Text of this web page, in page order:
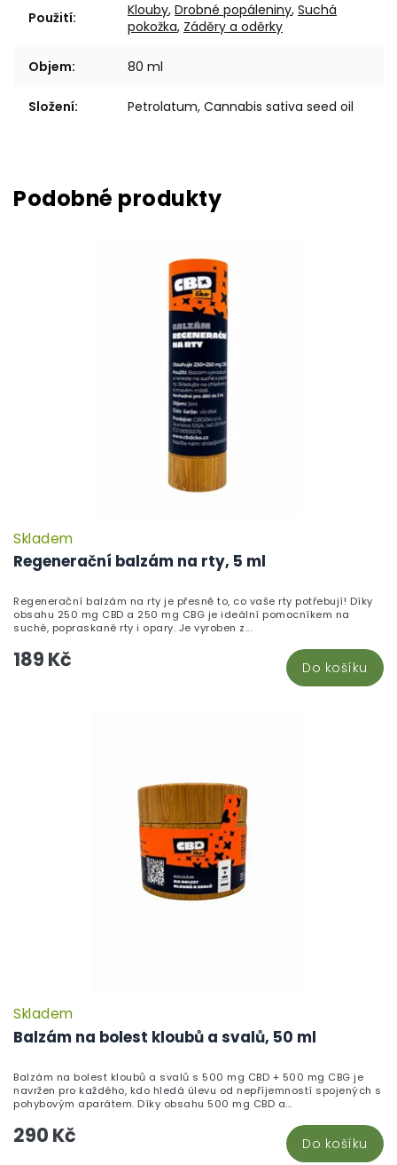
Použití: Klouby, Drobné popáleniny, Suchá
pokožka, Záděry a oděrky
Objem: 80 ml
Složení: Petrolatum, Cannabis sativa seed oil
Regenerační balzám na rty, 5 ml
Skladem
189 Kč Do košíku
Regenerační balzám na rty je přesně to, co vaše rty potřebují! Díky
obsahu 250 mg CBD a 250 mg CBG je ideální pomocníkem na
suché, popraskané rty i opary. Je vyroben z...
Balzám na bolest kloubů a svalů, 50 ml
Skladem
290 Kč Do košíku
Balzám na bolest kloubů a svalů s 500 mg CBD + 500 mg CBG je
navržen pro každého, kdo hledá úlevu od nepříjemností spojených s
pohybovým aparátem. Díky obsahu 500 mg CBD a...